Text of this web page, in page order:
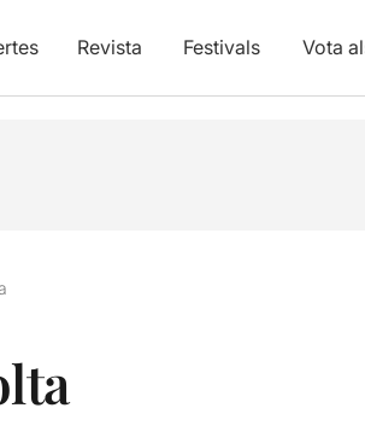
Revista Festivals Vota